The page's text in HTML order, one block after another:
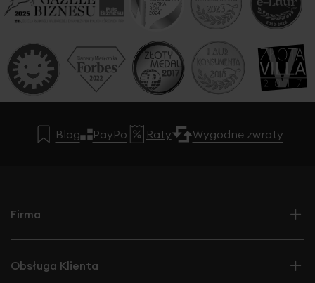
Blog PayPo Raty Wygodne zwroty
Firma
Obsługa Klienta